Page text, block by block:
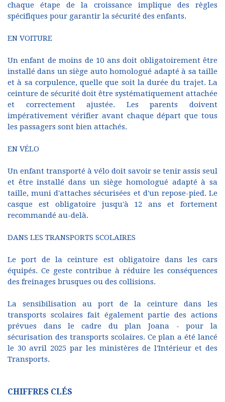
chaque étape de la croissance implique des règles
spécifiques pour garantir la sécurité des enfants.
EN VOITURE
Un enfant de moins de 10 ans doit obligatoirement être
installé dans un siège auto homologué adapté à sa taille
et à sa corpulence, quelle que soit la durée du trajet. La
ceinture de sécurité doit être systématiquement attachée
et correctement ajustée. Les parents doivent
impérativement vérifier avant chaque départ que tous
les passagers sont bien attachés.
EN VÉLO
Un enfant transporté à vélo doit savoir se tenir assis seul
et être installé dans un siège homologué adapté à sa
taille, muni d'attaches sécurisées et d'un repose-pied. Le
casque est obligatoire jusqu'à 12 ans et fortement
recommandé au-delà.
DANS LES TRANSPORTS SCOLAIRES
Le port de la ceinture est obligatoire dans les cars
équipés. Ce geste contribue à réduire les conséquences
des freinages brusques ou des collisions.
La sensibilisation au port de la ceinture dans les
transports scolaires fait également partie des actions
prévues dans le cadre du plan Joana - pour la
sécurisation des transports scolaires. Ce plan a été lancé
le 30 avril 2025 par les ministères de l'Intérieur et des
Transports.
CHIFFRES CLÉS